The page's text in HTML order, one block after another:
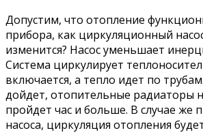
Допустим, что отопление
прибора, как циркуляционный
изменится? Насос уменьшает
Система циркулирует
включается, а тепло идет по
дойдет, отопительные радиаторы
пройдет час и больше. В случае же
насоса, циркуляция отопления